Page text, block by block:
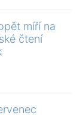
míří na
čtení